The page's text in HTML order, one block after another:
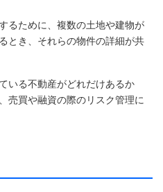
るために、複数の土地や建物が
とき、それらの物件の詳細が共
いる不動産がどれだけあるか
売買や融資の際のリスク管理に